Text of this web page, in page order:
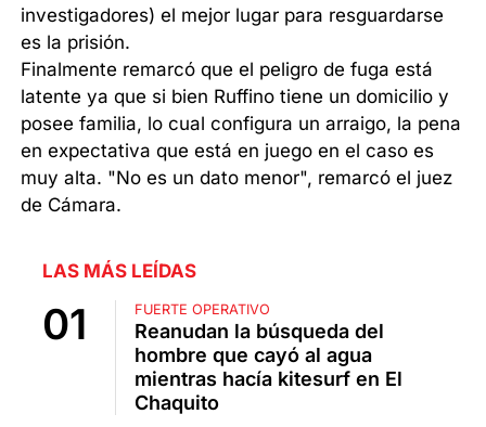
investigadores) el mejor lugar para resguardarse
es la prisión.
Finalmente remarcó que el peligro de fuga está
latente ya que si bien Ruffino tiene un domicilio y
posee familia, lo cual configura un arraigo, la pena
en expectativa que está en juego en el caso es
muy alta. "No es un dato menor", remarcó el juez
de Cámara.
LAS MÁS LEÍDAS
FUERTE OPERATIVO
Reanudan la búsqueda del
hombre que cayó al agua
mientras hacía kitesurf en El
Chaquito